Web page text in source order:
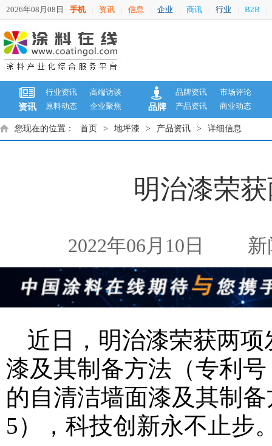
2026年08月08日 手机 资讯 信息 企业 商讯 行业 B2B
资讯
行业资讯
高端访谈
原料动态
企业聚焦 品牌
品牌资讯
市场评论
产品资讯
商业动态
您现在的位置： 首页 > 地坪漆 > 产品资讯 > 详细信息
明治漆荣
2022年06月10日 新
近日，明治漆荣获两
漆及其制备方法（专利
的自清洁墙面漆及其制
5），科技创新永不止步